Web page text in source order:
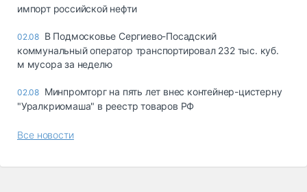
импорт российской нефти
02.08 В Подмосковье Сергиево-Посадский
коммунальный оператор транспортировал 232 тыс. куб.
м мусора за неделю
02.08 Минпромторг на пять лет внес контейнер-цистерну
"Уралкриомаша" в реестр товаров РФ
Все новости